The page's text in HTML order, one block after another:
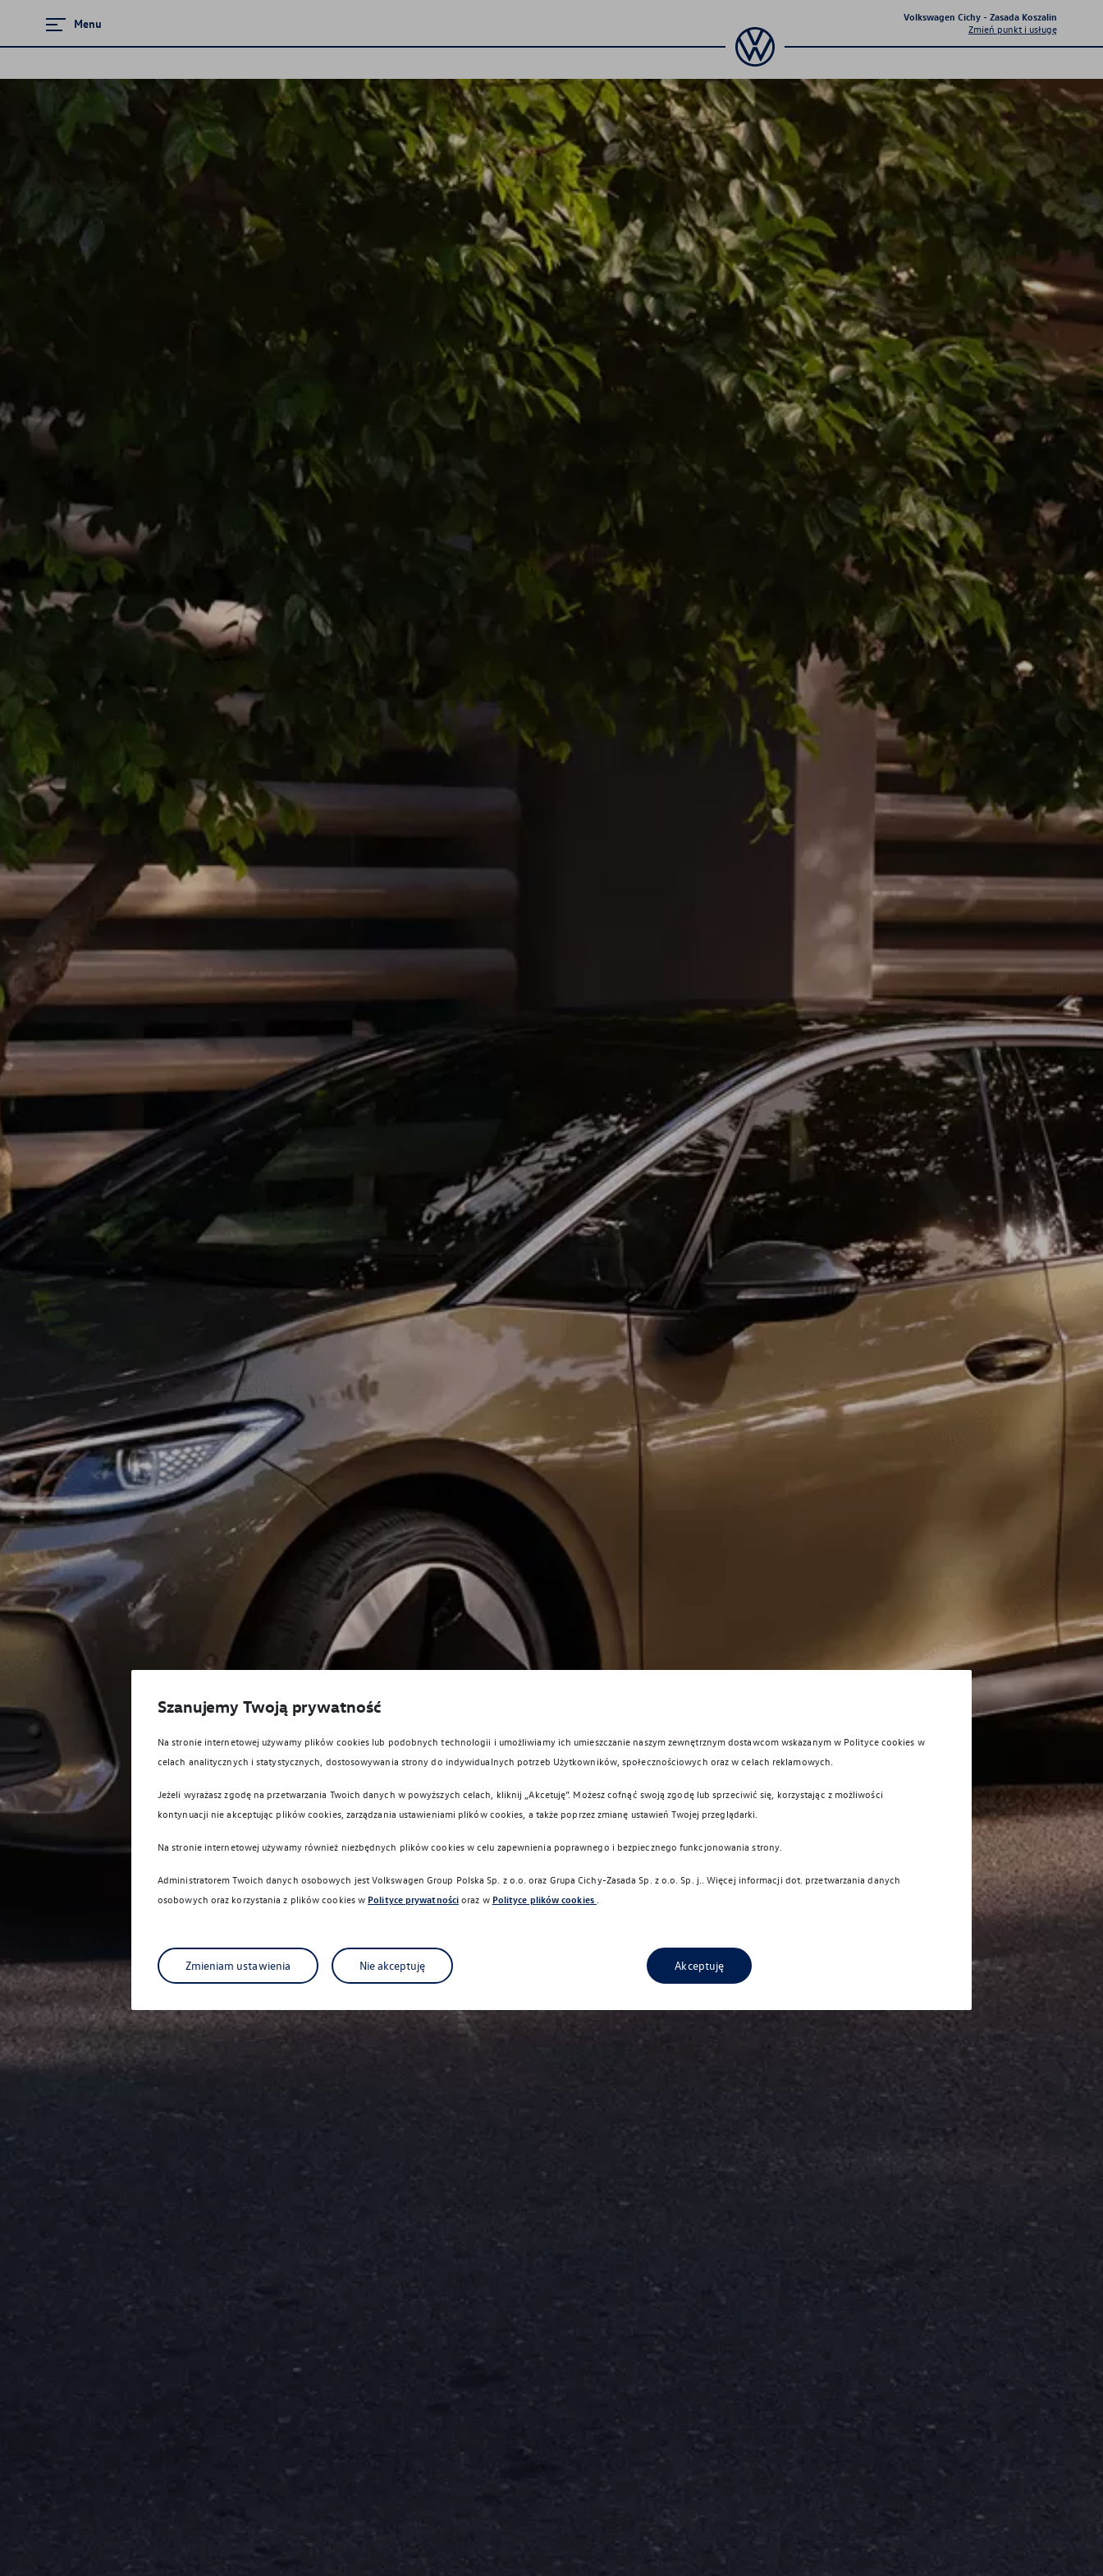
Menu
Volkswagen Cichy - Zasada Koszalin
Zmień punkt i usługę
Strona główna
Promocje i aktualności
Dostępne od ręki
OTOMOTO.PL
Mapa i kontakt
Seria: "Szczególnie zadowolony klient na pięć gwiazdek".
Konfigurator jazdy próbnej
Sprawdź co dla Ciebie
przygotowaliśmy
Aktualna oferta
serwisowa
Profesjonalna opieka nad Twoim
pojazdem z gwarancją jakości.
Szanujemy Twoją prywatność
Na stronie internetowej używamy plików cookies lub podobnych technologii i umożliwiamy ich umieszczanie naszym zewnętrznym dostawcom wskazanym w Polityce cookies w
celach analitycznych i statystycznych, dostosowywania strony do indywidualnych potrzeb Użytkowników, społecznościowych oraz w celach reklamowych.
Jeżeli wyrażasz zgodę na przetwarzania Twoich danych w powyższych celach, kliknij „Akcetuję”. Możesz cofnąć swoją zgodę lub sprzeciwić się, korzystając z możliwości
kontynuacji nie akceptując plików cookies, zarządzania ustawieniami plików cookies, a także poprzez zmianę ustawień Twojej przeglądarki.
Na stronie internetowej używamy również niezbędnych plików cookies w celu zapewnienia poprawnego i bezpiecznego funkcjonowania strony.
Administratorem Twoich danych osobowych jest Volkswagen Group Polska Sp. z o.o. oraz Grupa Cichy-Zasada Sp. z o.o. Sp. j.. Więcej informacji dot. przetwarzania danych
osobowych oraz korzystania z plików cookies w Polityce prywatnościoraz w Polityce plików cookies .
Zmieniam ustawienia Nie akceptuję Akceptuję